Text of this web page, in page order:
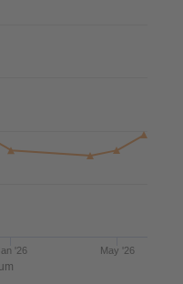
'26 May '26